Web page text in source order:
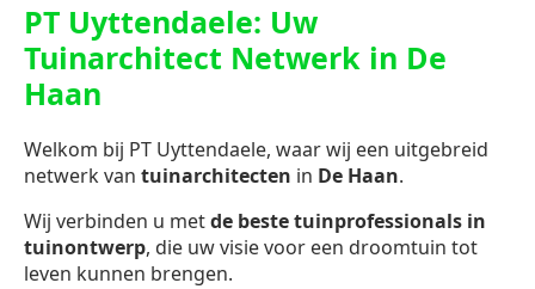
PT Uyttendaele: Uw
Tuinarchitect Netwerk in De
Haan
Welkom bij PT Uyttendaele, waar wij een uitgebreid
netwerk van tuinarchitecten in De Haan.
Wij verbinden u metde beste tuinprofessionals in
tuinontwerp, die uw visie voor een droomtuin tot
leven kunnen brengen.